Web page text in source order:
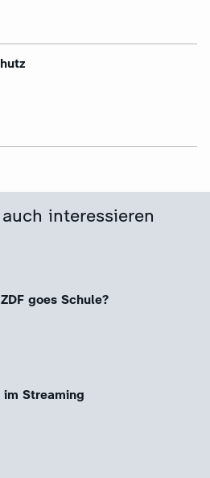
interessieren
goes Schule?
im Streaming